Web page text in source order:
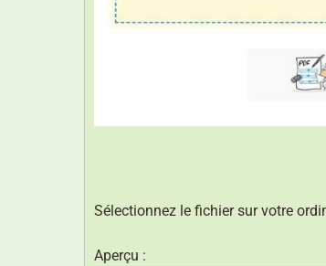
Sélectionnez le fichier sur votre
Aperçu :